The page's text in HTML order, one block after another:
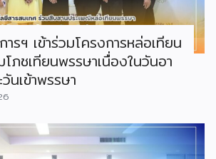
รฯ เข้าร่วมโครงการหล่อเทียน
โภชเทียนพรรษาเนื่องในวันอา
นเข้าพรรษา